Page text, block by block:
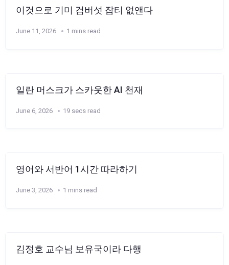
이것으로 기미 검버섯 잡티 없앤다
June 11, 2026 1 mins read
일란 머스크가 스카웃한 AI 천재
June 6, 2026 19 secs read
영어와 서반어 1시간 따라하기
June 3, 2026 1 mins read
김정호 교수님 보유국이라 다행